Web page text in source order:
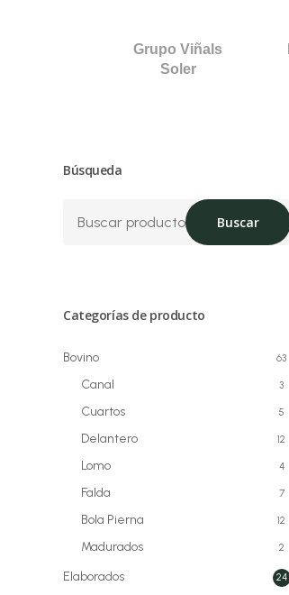
Grupo Viñals
Soler
Búsqueda
por:
Buscar
Categorías de producto
Bovino 63
Canal 3
Cuartos 5
Delantero 12
Lomo 4
Falda 7
Bola Pierna 12
Madurados 2
Elaborados 24